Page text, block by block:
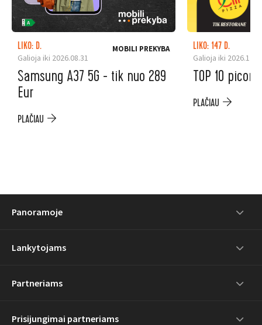
LIKO: D.
Galioja iki 2026.08.31
MOBILI PREKYBA
Samsung A37 5G - tik nuo 289
Eur
PLAČIAU
LIKO: 147 D.
Galioja iki
TOP 10
PLAČIAU
Panoramoje
Lankytojams
Partneriams
Prisijungimai partneriams